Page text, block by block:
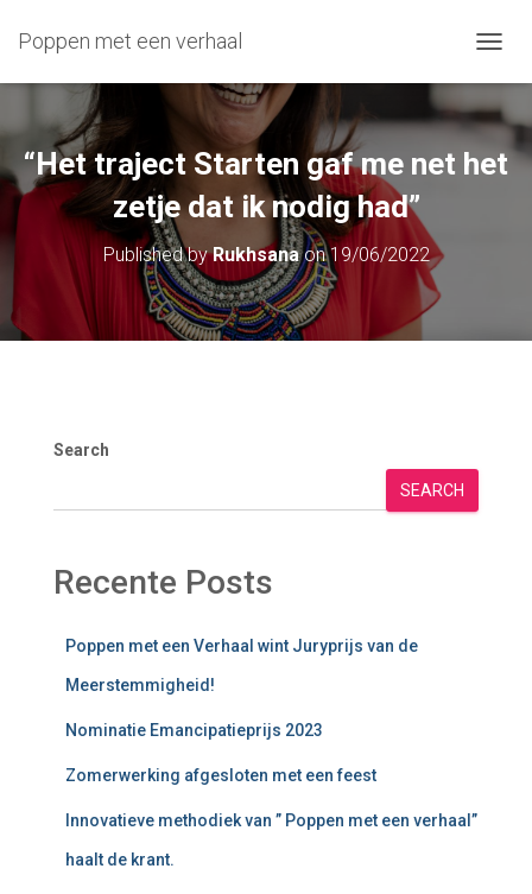
Poppen met een verhaal
O
G
G
E
“Het traject Starten gaf me net het
zetje dat ik nodig had”
Published byRukhsanaon19/06/2022
Search
SEARCH
Recente Posts
Poppen met een Verhaal wint Juryprijs van de
Meerstemmigheid!
Nominatie Emancipatieprijs 2023
Zomerwerking afgesloten met een feest
Innovatieve methodiek van ” Poppen met een verhaal”
haalt de krant.